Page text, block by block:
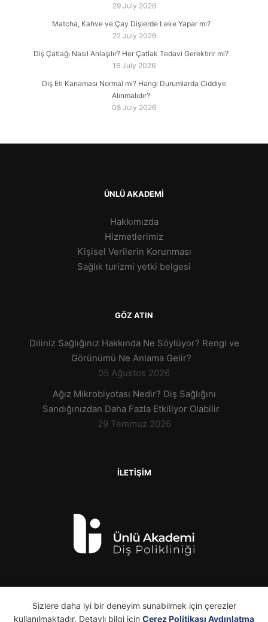
29 July 2026
Matcha, Kahve ve Çay Dişlerde Leke Yapar mı?
22 July 2026
Diş Çatlağı Nasıl Anlaşılır? Her Çatlak Tedavi Gerektirir mi?
16 July 2026
Diş Eti Kanaması Normal mi? Hangi Durumlarda Ciddiye
Alınmalıdır?
08 July 2026
ÜNLÜ AKADEMİ
Hakkımızda
Hizmetlerimiz
Kişisel Verilerin Korunması
Sağlık turizmi yetki belgesi
GÖZ ATIN
Diliniz Sağlığınız Hakkında Ne Söylüyor? Rengi ve
Görünümü Ne Anlama Gelir?
05 Ağustos 2026
Ağız Mikrobiyotası Nedir? Diş Sağlığını
Sandığınızdan Daha Fazla Etkiliyor Olabilir
29 Temmuz 2026
İLETİŞİM
Sizlere daha iyi bir deneyim sunabilmek için çerezler
kullanılmaktadır. Detaylı bilgi için Çerez Politikası Aydınlatma